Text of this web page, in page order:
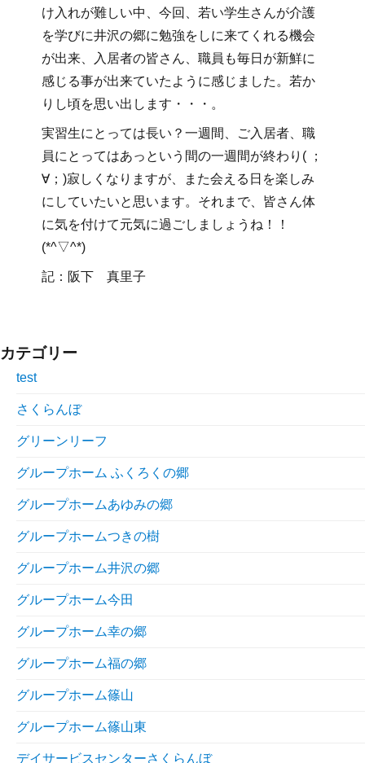
け入れが難しい中、今回、若い学生さんが介護
を学びに井沢の郷に勉強をしに来てくれる機会
が出来、入居者の皆さん、職員も毎日が新鮮に
感じる事が出来ていたように感じました。若か
りし頃を思い出します・・・。
実習生にとっては長い？一週間、ご入居者、職
員にとってはあっという間の一週間が終わり( ；
∀；)寂しくなりますが、また会える日を楽しみ
にしていたいと思います。それまで、皆さん体
に気を付けて元気に過ごしましょうね！！
(*^▽^*)
記：阪下 真里子
カテゴリー
test
さくらんぼ
グリーンリーフ
グループホーム ふくろくの郷
グループホームあゆみの郷
グループホームつきの樹
グループホーム井沢の郷
グループホーム今田
グループホーム幸の郷
グループホーム福の郷
グループホーム篠山
グループホーム篠山東
デイサービスセンターさくらんぼ